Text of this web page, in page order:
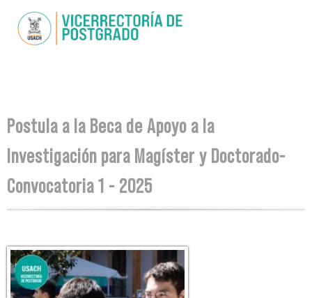
contenido
Se encuentra usted aquí
Postula a la Beca de Apoyo a la
Investigación para Magíster y Doctorado-
Convocatoria 1 - 2025